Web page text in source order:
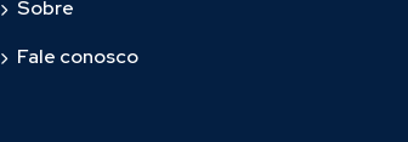
Sobre
Fale conosco